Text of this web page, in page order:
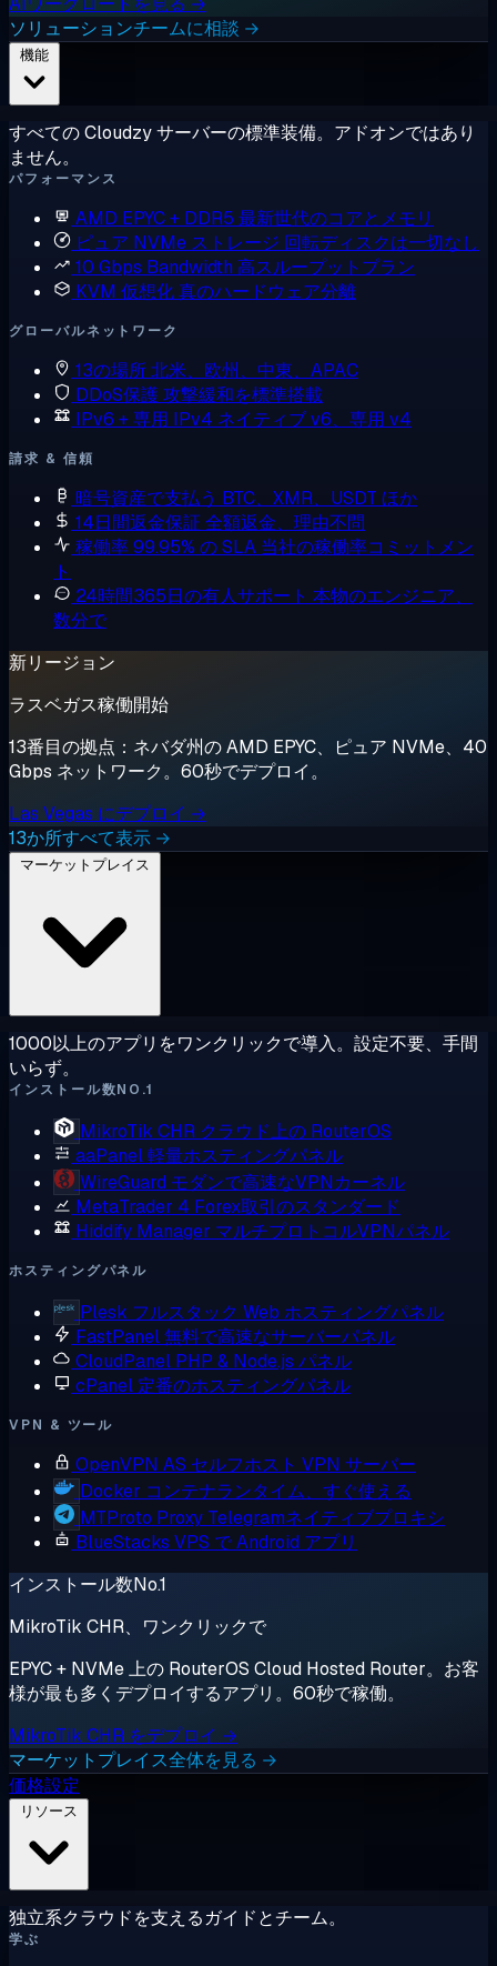
ソリューションチームに相談 →
すべての Cloudzy サーバーの標準装備。アドオンではあり
ません。
パフォーマンス
AMD EPYC + DDR5 最新世代のコアとメモリ
ピュア NVMe ストレージ 回転ディスクは一切なし
10 Gbps Bandwidth 高スループットプラン
KVM 仮想化真のハードウェア分離
グローバルネットワーク
13の場所北米、欧州、中東、APAC
DDoS保護攻撃緩和を標準搭載
IPv6 + 専用 IPv4 ネイティブ v6、専用 v4
請求 & 信頼
暗号資産で支払う BTC、XMR、USDT ほか
14日間返金保証 全額返金、理由不問
稼働率 99.95% の SLA 当社の稼働率コミットメン
ト
24時間365日の有人サポート 本物のエンジニア、
数分で
新リージョン
ラスベガス稼働開始
13番目の拠点：ネバダ州の AMD EPYC、ピュア NVMe、40
Gbps ネットワーク。60秒でデプロイ。
Las Vegas にデプロイ →
13か所すべて表示 →
1000以上のアプリをワンクリックで導入。設定不要、手間
いらず。
インストール数NO.1
MikroTik CHR クラウド上の RouterOS
aaPanel軽量ホスティングパネル
WireGuard モダンで高速なVPNカーネル
MetaTrader 4 Forex取引のスタンダード
Hiddify Manager マルチプロトコルVPNパネル
ホスティングパネル
Plesk フルスタック Web ホスティングパネル
FastPanel無料で高速なサーバーパネル
CloudPanel PHP & Node.js パネル
cPanel 定番のホスティングパネル
VPN & ツール
OpenVPN AS セルフホスト VPN サーバー
Docker コンテナランタイム、すぐ使える
MTProto Proxy Telegramネイティブプロキシ
BlueStacks VPS で Android アプリ
インストール数No.1
MikroTik CHR、ワンクリックで
EPYC + NVMe 上の RouterOS Cloud Hosted Router。お客
様が最も多くデプロイするアプリ。60秒で稼働。
MikroTik CHR をデプロイ →
マーケットプレイス全体を見る →
価格設定
独立系クラウドを支えるガイドとチーム。
学ぶ